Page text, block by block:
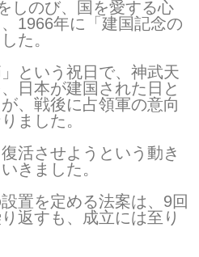
しのび、国を愛する心
1966年に「建国記念の
た。
という祝日で、神武天
日本が建国された日と
、戦後に占領軍の意向
ました。
活させようという動き
きました。
設置を定める法案は、9回
返すも、成立には至り